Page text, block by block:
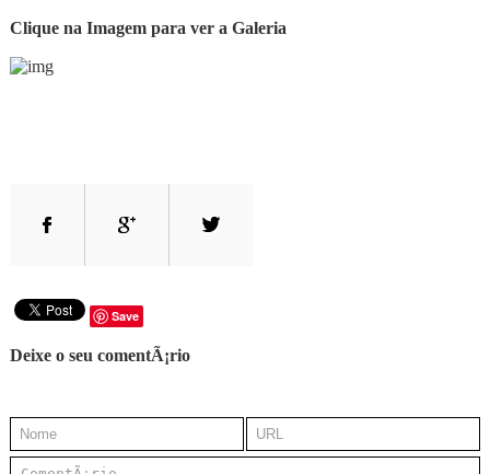
Clique na Imagem para ver a Galeria
Save
Deixe o seu comentÃ¡rio